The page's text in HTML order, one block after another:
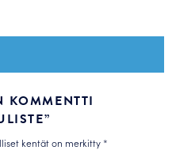
KOMMENTTI
kentät on merkitty*